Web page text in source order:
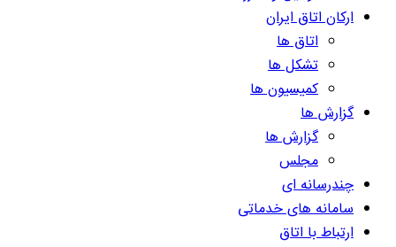
ارکان اتاق ایران
اتاق ها
تشکل ها
کمیسیون ها
گزارش ها
گزارش ها
مجلس
چندرسانه ای
سامانه های خدماتی
ارتباط با اتاق